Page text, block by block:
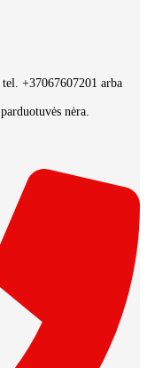
+37067607201 arba
nėra.